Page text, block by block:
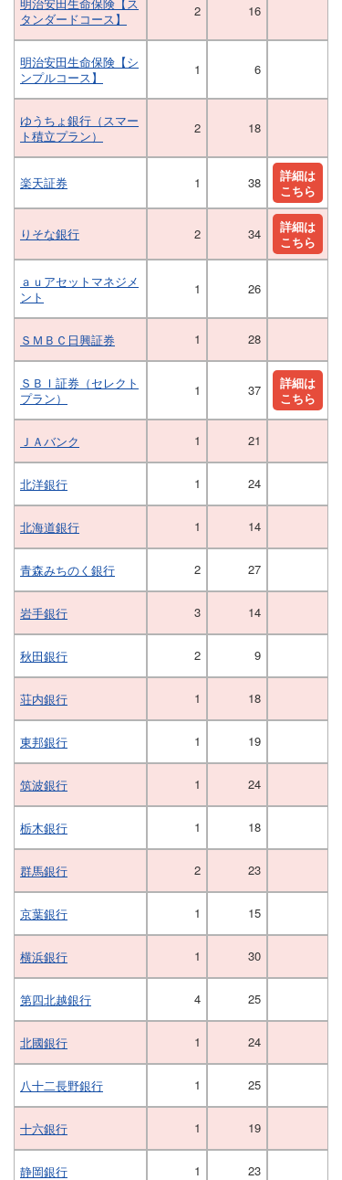
明治安田生命保険【ス
タンダードコース】
2 16
明治安田生命保険【シ
ンプルコース】
1 6
ゆうちょ銀行（スマー
ト積立プラン）
2 18
楽天証券 1 38
詳細は
こちら
りそな銀行 2 34
詳細は
こちら
ａｕアセットマネジメ
ント
1 26
ＳＭＢＣ日興証券 1 28
ＳＢＩ証券（セレクト
プラン）
1 37
詳細は
こちら
ＪＡバンク 1 21
北洋銀行 1 24
北海道銀行 1 14
青森みちのく銀行 2 27
岩手銀行 3 14
秋田銀行 2 9
荘内銀行 1 18
東邦銀行 1 19
筑波銀行 1 24
栃木銀行 1 18
群馬銀行 2 23
京葉銀行 1 15
横浜銀行 1 30
第四北越銀行 4 25
北國銀行 1 24
八十二長野銀行 1 25
十六銀行 1 19
静岡銀行 1 23